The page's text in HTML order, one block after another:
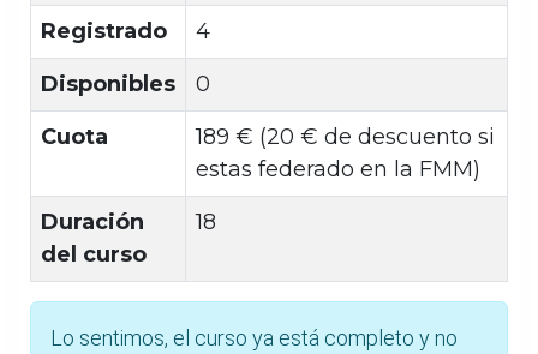
Registrado
4
Disponibles
0
Cuota
189 € (20 € de descuento si
estas federado en la FMM)
Duración
del curso
18
Lo sentimos, el curso ya está completo y no